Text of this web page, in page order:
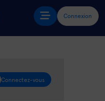
Connexion
Connectez-vous